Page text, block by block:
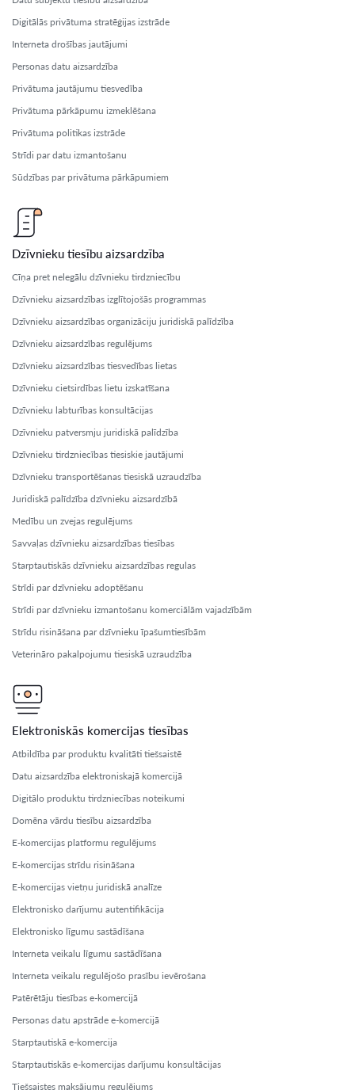
Digitālās privātuma stratēģijas izstrāde
Interneta drošības jautājumi
Personas datu aizsardzība
Privātuma jautājumu tiesvedība
Privātuma pārkāpumu izmeklēšana
Privātuma politikas izstrāde
Strīdi par datu izmantošanu
Sūdzības par privātuma pārkāpumiem
Dzīvnieku tiesību aizsardzība
Cīņa pret nelegālu dzīvnieku tirdzniecību
Dzīvnieku aizsardzības izglītojošās programmas
Dzīvnieku aizsardzības organizāciju juridiskā palīdzība
Dzīvnieku aizsardzības regulējums
Dzīvnieku aizsardzības tiesvedības lietas
Dzīvnieku cietsirdības lietu izskatīšana
Dzīvnieku labturības konsultācijas
Dzīvnieku patversmju juridiskā palīdzība
Dzīvnieku tirdzniecības tiesiskie jautājumi
Dzīvnieku transportēšanas tiesiskā uzraudzība
Juridiskā palīdzība dzīvnieku aizsardzībā
Medību un zvejas regulējums
Savvaļas dzīvnieku aizsardzības tiesības
Starptautiskās dzīvnieku aizsardzības regulas
Strīdi par dzīvnieku adoptēšanu
Strīdi par dzīvnieku izmantošanu komerciālām vajadzībām
Strīdu risināšana par dzīvnieku īpašumtiesībām
Veterināro pakalpojumu tiesiskā uzraudzība
Elektroniskās komercijas tiesības
Atbildība par produktu kvalitāti tiešsaistē
Datu aizsardzība elektroniskajā komercijā
Digitālo produktu tirdzniecības noteikumi
Domēna vārdu tiesību aizsardzība
E-komercijas platformu regulējums
E-komercijas strīdu risināšana
E-komercijas vietņu juridiskā analīze
Elektronisko darījumu autentifikācija
Elektronisko līgumu sastādīšana
Interneta veikalu līgumu sastādīšana
Interneta veikalu regulējošo prasību ievērošana
Patērētāju tiesības e-komercijā
Personas datu apstrāde e-komercijā
Starptautiskā e-komercija
Starptautiskās e-komercijas darījumu konsultācijas
Tiešsaistes maksājumu regulējums